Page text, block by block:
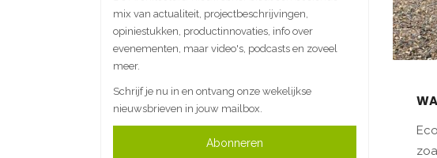
mix van actualiteit, projectbeschrijvingen,
opiniestukken, productinnovaties, info over
evenementen, maar video's, podcasts en zoveel
meer.
Schrijf je nu in en ontvang onze wekelijkse
nieuwsbrieven in jouw mailbox.
Abonneren